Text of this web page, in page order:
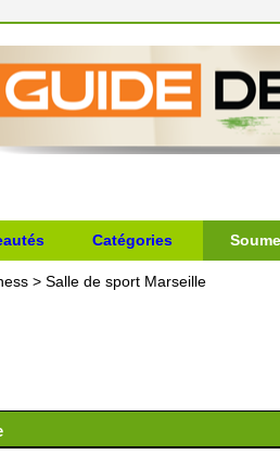
Catégories
> Salle de sport Marseille